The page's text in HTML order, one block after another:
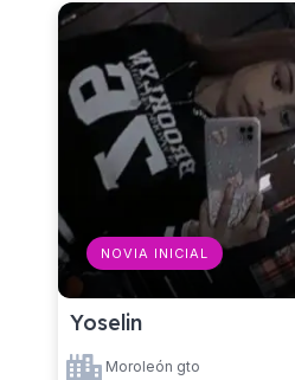
NOVIA INICIAL
Yoselin
Moroleón gto